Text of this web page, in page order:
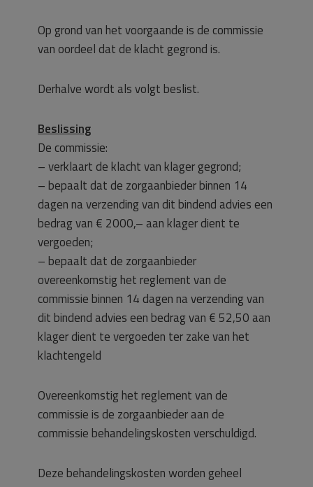
Op grond van het voorgaande is de commissie
van oordeel dat de klacht gegrond is.
Derhalve wordt als volgt beslist.
Beslissing
De commissie:
– verklaart de klacht van klager gegrond;
– bepaalt dat de zorgaanbieder binnen 14
dagen na verzending van dit bindend advies een
bedrag van € 2000,– aan klager dient te
vergoeden;
– bepaalt dat de zorgaanbieder
overeenkomstig het reglement van de
commissie binnen 14 dagen na verzending van
dit bindend advies een bedrag van € 52,50 aan
klager dient te vergoeden ter zake van het
klachtengeld
Overeenkomstig het reglement van de
commissie is de zorgaanbieder aan de
commissie behandelingskosten verschuldigd.
Deze behandelingskosten worden geheel